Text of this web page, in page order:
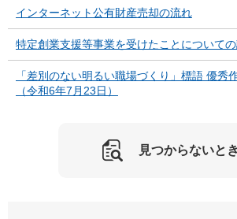
インターネット公有財産売却の流れ
特定創業支援等事業を受けたことについて
「差別のない明るい職場づくり」標語 優秀
（令和6年7月23日）
見つからないと